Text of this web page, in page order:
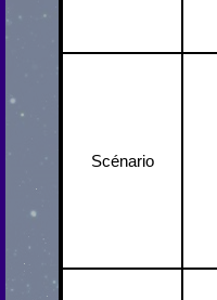
Scénario